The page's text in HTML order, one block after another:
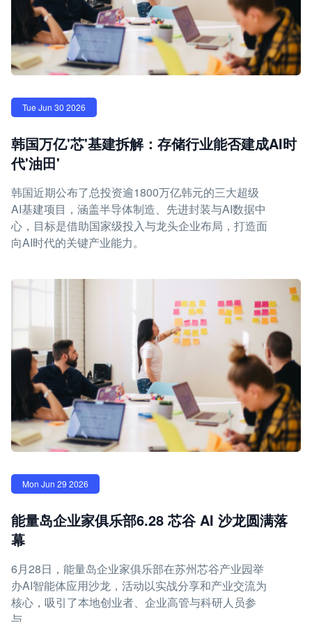
Tue Jun 30 2026
韩国万亿'芯'基建拆解：存储行业能否建成AI时
代'油田'
韩国近期公布了总投资逾1800万亿韩元的三大超级
AI基建项目，涵盖半导体制造、先进封装与AI数据中
心，目标是借助国家级投入与龙头企业布局，打造面
向AI时代的关键产业能力。
Mon Jun 29 2026
能量岛企业家俱乐部6.28 芯谷 AI 沙龙圆满落
幕
6月28日，能量岛企业家俱乐部在苏州芯谷产业园举
办AI智能体应用沙龙，活动以实战分享和产业交流为
核心，吸引了本地创业者、企业高管与科研人员参
与。